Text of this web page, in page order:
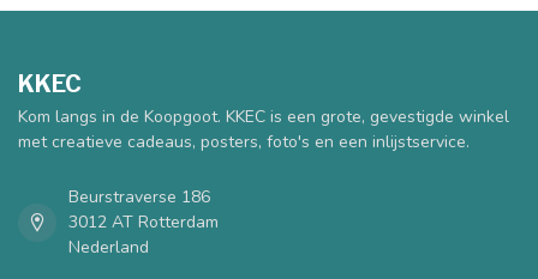
KKEC
Kom langs in de Koopgoot. KKEC is een grote, gevestigde winkel
met creatieve cadeaus, posters, foto's en een inlijstservice.
Beurstraverse 186
3012 AT Rotterdam
Nederland